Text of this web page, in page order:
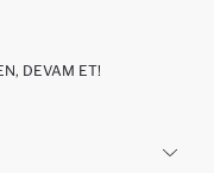
DEVAM ET!